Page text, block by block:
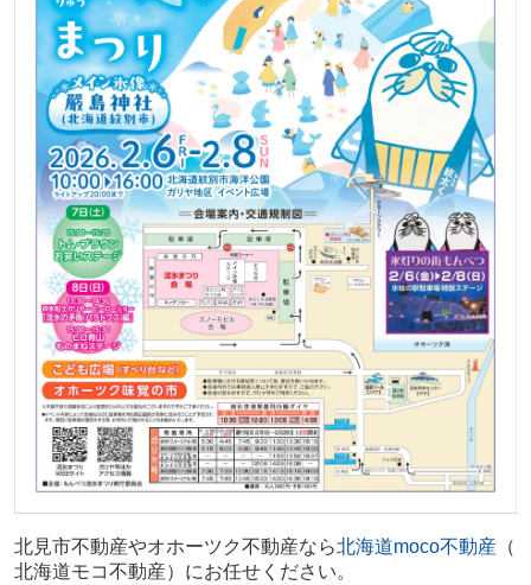
北見市不動産やオホーツク不動産なら北海道moco不動産（
北海道モコ不動産）にお任せください。